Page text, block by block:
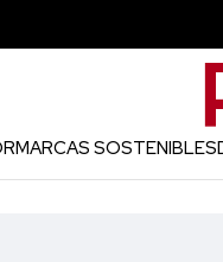
MARCAS SOSTENIBLES